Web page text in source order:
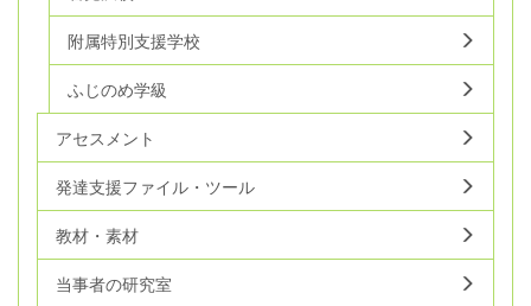
附属特別支援学校
ふじのめ学級
アセスメント
発達支援ファイル・ツール
教材・素材
当事者の研究室